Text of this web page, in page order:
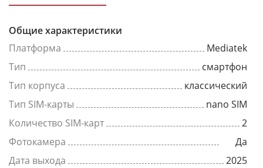
Общие характеристики
Платформа
Mediatek
Тип
смартфон
Тип корпуса
классический
Тип SIM-карты
nano SIM
Количество SIM-карт
2
Фотокамера
Да
Дата выхода
2025